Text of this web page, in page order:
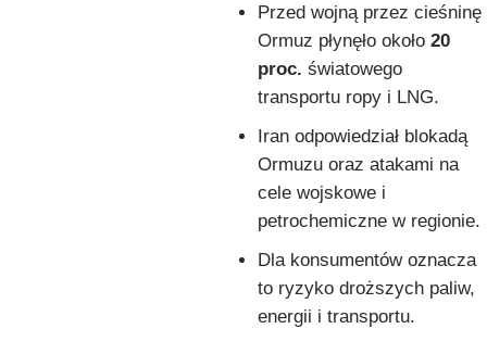
Przed wojną przez cieśninę
Ormuz płynęło około 20
proc. światowego
transportu ropy i LNG.
Iran odpowiedział blokadą
Ormuzu oraz atakami na
cele wojskowe i
petrochemiczne w regionie.
Dla konsumentów oznacza
to ryzyko droższych paliw,
energii i transportu.